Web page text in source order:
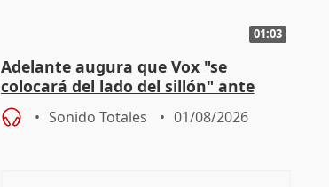
01:03
Adelante augura que Vox "se
colocará del lado del sillón" ante
iniciativas de la oposición
Sonido Totales 01/08/2026